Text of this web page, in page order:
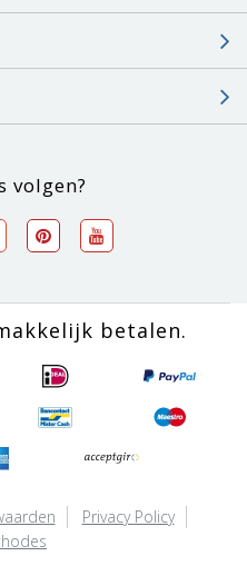
volgen?
betalen.
Privacy Policy